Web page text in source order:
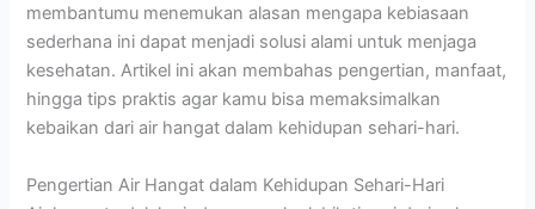
membantumu menemukan alasan mengapa kebiasaan
sederhana ini dapat menjadi solusi alami untuk menjaga
kesehatan. Artikel ini akan membahas pengertian, manfaat,
hingga tips praktis agar kamu bisa memaksimalkan
kebaikan dari air hangat dalam kehidupan sehari-hari.
Pengertian Air Hangat dalam Kehidupan Sehari-Hari